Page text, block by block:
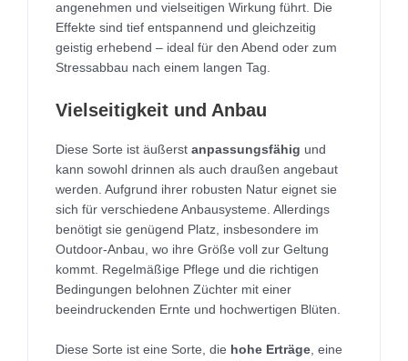
angenehmen und vielseitigen Wirkung führt. Die
Effekte sind tief entspannend und gleichzeitig
geistig erhebend – ideal für den Abend oder zum
Stressabbau nach einem langen Tag.
Vielseitigkeit und Anbau
Diese Sorte ist äußerst anpassungsfähig und
kann sowohl drinnen als auch draußen angebaut
werden. Aufgrund ihrer robusten Natur eignet sie
sich für verschiedene Anbausysteme. Allerdings
benötigt sie genügend Platz, insbesondere im
Outdoor-Anbau, wo ihre Größe voll zur Geltung
kommt. Regelmäßige Pflege und die richtigen
Bedingungen belohnen Züchter mit einer
beeindruckenden Ernte und hochwertigen Blüten.
Diese Sorte ist eine Sorte, die hohe Erträge , eine